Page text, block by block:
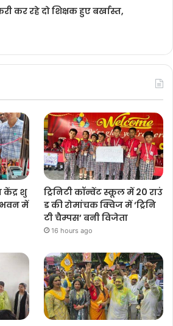
कर रहे दो शिक्षक हुए बर्खास्त,
शु
भवन में
ट्रिनिटी कॉन्वेंट स्कूल में 20 राउं
ड की रोमांचक क्विज में ‘ट्रिनि
टी चैम्पस’ बनी विजेता
16 hours ago